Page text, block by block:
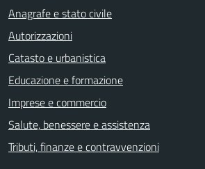
Anagrafe e stato civile
Autorizzazioni
Catasto e urbanistica
Educazione e formazione
Imprese e commercio
Salute, benessere e assistenza
Tributi, finanze e contravvenzioni